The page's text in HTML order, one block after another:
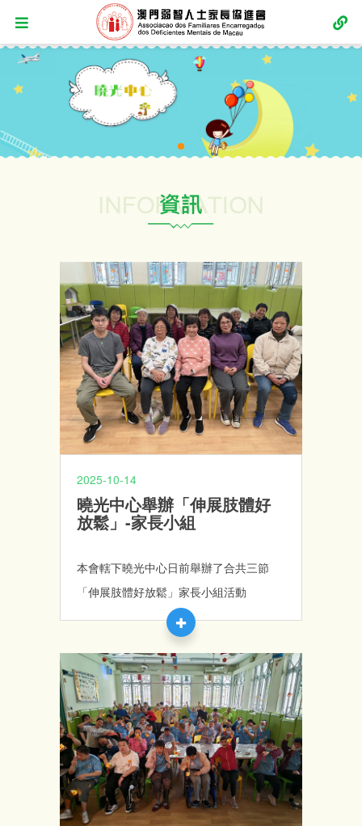
2025-10-14
曉光中心舉辦「伸展肢體好
放鬆」-家長小組
本會轄下曉光中心日前舉辦了合共三節
「伸展肢體好放鬆」家長小組活動